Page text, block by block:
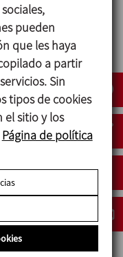
EPDM
pueden
que les haya
a partir
Sin
tipos de cookies
el sitio y los
Página de política